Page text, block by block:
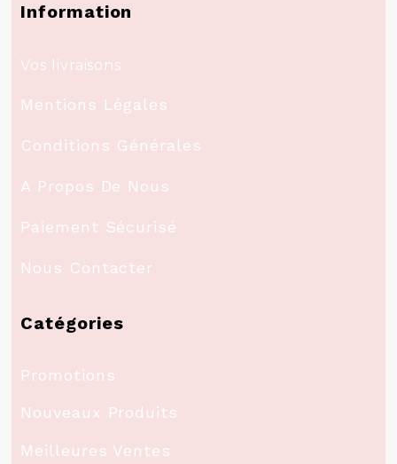
Information
Vos livraisons
Mentions Légales
Conditions Générales
A Propos De Nous
Paiement Sécurisé
Nous Contacter
Catégories
Promotions
Nouveaux Produits
Meilleures Ventes